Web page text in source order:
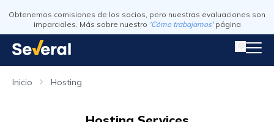
Obtenemos comisiones de los socios, pero nuestras evaluaciones son
imparciales. Más sobre nuestro 'Cómo trabajamos' página
Inicio Hosting